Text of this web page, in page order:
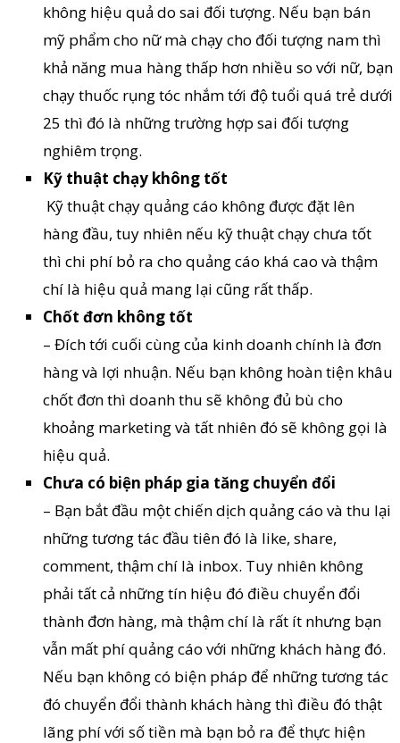
không hiệu quả do sai đối tượng. Nếu bạn bán
mỹ phẩm cho nữ mà chạy cho đối tượng nam thì
khả năng mua hàng thấp hơn nhiều so với nữ, bạn
chạy thuốc rụng tóc nhắm tới độ tuổi quá trẻ dưới
25 thì đó là những trường hợp sai đối tượng
nghiêm trọng.
Kỹ thuật chạy không tốt
Kỹ thuật chạy quảng cáo không được đặt lên
hàng đầu, tuy nhiên nếu kỹ thuật chạy chưa tốt
thì chi phí bỏ ra cho quảng cáo khá cao và thậm
chí là hiệu quả mang lại cũng rất thấp.
Chốt đơn không tốt
– Đích tới cuối cùng của kinh doanh chính là đơn
hàng và lợi nhuận. Nếu bạn không hoàn tiện khâu
chốt đơn thì doanh thu sẽ không đủ bù cho
khoảng marketing và tất nhiên đó sẽ không gọi là
hiệu quả.
Chưa có biện pháp gia tăng chuyển đổi
– Bạn bắt đầu một chiến dịch quảng cáo và thu lại
những tương tác đầu tiên đó là like, share,
comment, thậm chí là inbox. Tuy nhiên không
phải tất cả những tín hiệu đó điều chuyển đổi
thành đơn hàng, mà thậm chí là rất ít nhưng bạn
vẫn mất phí quảng cáo với những khách hàng đó.
Nếu bạn không có biện pháp để những tương tác
đó chuyển đổi thành khách hàng thì điều đó thật
lãng phí với số tiền mà bạn bỏ ra để thực hiện